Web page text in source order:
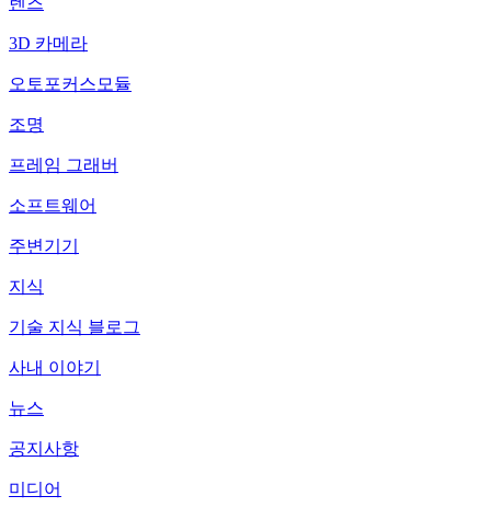
3D 카메라
오토포커스모듈
조명
프레임 그래버
소프트웨어
주변기기
지식
기술 지식 블로그
사내 이야기
뉴스
공지사항
미디어